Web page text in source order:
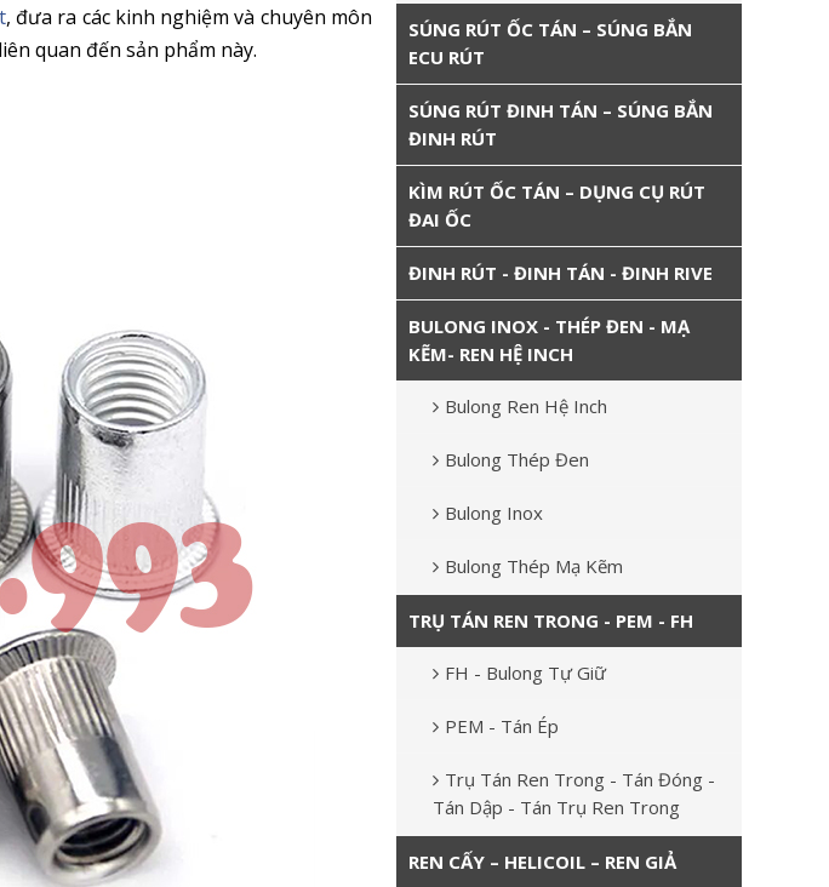
, đưa ra các kinh nghiệm và chuyên môn
quan đến sản phẩm này.
SÚNG RÚT ỐC TÁN – SÚNG BẮN
ECU RÚT
SÚNG RÚT ĐINH TÁN – SÚNG BẮN
ĐINH RÚT
KÌM RÚT ỐC TÁN – DỤNG CỤ RÚT
ĐAI ỐC
ĐINH RÚT - ĐINH TÁN - ĐINH RIVE
BULONG INOX - THÉP ĐEN - MẠ
KẼM- REN HỆ INCH
Bulong Ren Hệ Inch
Bulong Thép Đen
Bulong Inox
Bulong Thép Mạ Kẽm
TRỤ TÁN REN TRONG - PEM - FH
FH - Bulong Tự Giữ
PEM - Tán Ép
Trụ Tán Ren Trong - Tán Đóng -
Tán Dập - Tán Trụ Ren Trong
REN CẤY – HELICOIL – REN GIẢ